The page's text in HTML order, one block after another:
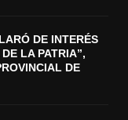
DE INTERÉS
LA PATRIA”,
DE